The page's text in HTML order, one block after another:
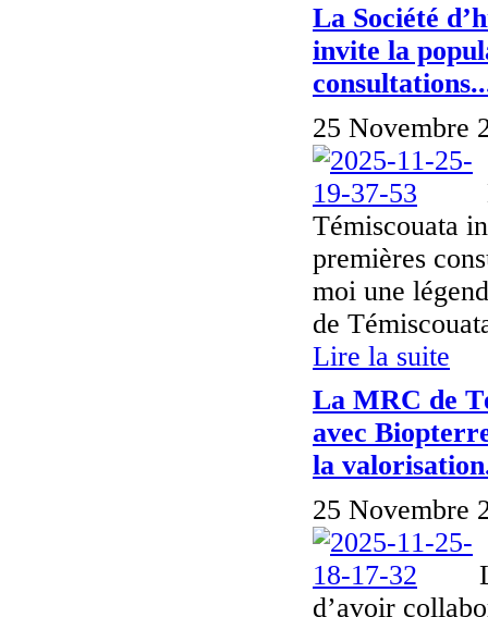
La Société
invite la
25 Novembre
Témiscouata
premières
moi une
de
Lire la suite
La MRC de
avec
la
25 Novembre
d’avoir